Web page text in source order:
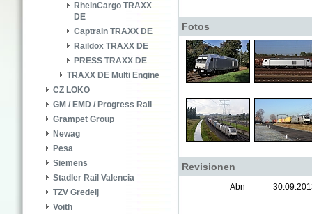
RheinCargo TRAXX
DE
Captrain TRAXX DE
Raildox TRAXX DE
PRESS TRAXX DE
TRAXX DE Multi Engine
CZ LOKO
GM / EMD / Progress Rail
Grampet Group
Newag
Pesa
Siemens
Stadler Rail Valencia
TZV Gredelj
Voith
Fotos
Revisionen
Abn